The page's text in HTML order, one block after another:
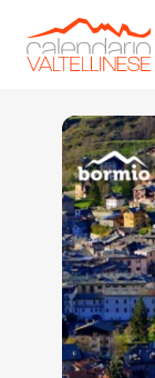
Torna